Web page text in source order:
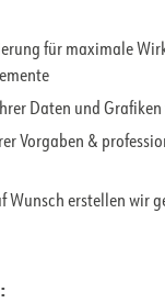
für maximale
Daten und
Vorgaben &
Wunsch erstellen wir